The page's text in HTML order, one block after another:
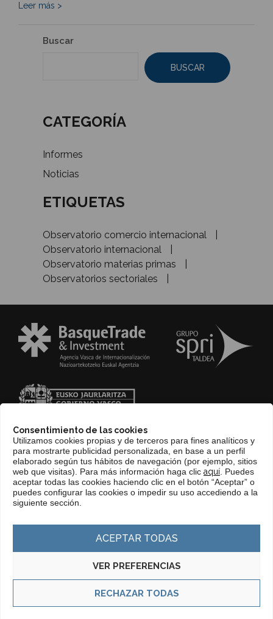
Consentimiento de las cookies
Utilizamos cookies propias y de terceros para fines analíticos y
para mostrarte publicidad personalizada, en base a un perfil
elaborado según tus hábitos de navegación (por ejemplo, sitios
web que visitas). Para más información haga clic aquí . Puedes
aceptar todas las cookies haciendo clic en el botón “Aceptar” o
puedes configurar las cookies o impedir su uso accediendo a la
siguiente sección.
ACEPTAR TODAS
RECHAZAR TODAS
VER PREFERENCIAS
Leer más >
Buscar
BUSCAR
CATEGORÍA
Informes
Noticias
ETIQUETAS
Observatorio comercio internacional
Observatorio internacional
Observatorio materias primas
Observatorios sectoriales
CONTACTO
WEB BASQUETRADE&INVESTMENT